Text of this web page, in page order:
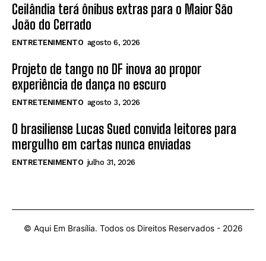
Ceilândia terá ônibus extras para o Maior São
João do Cerrado
ENTRETENIMENTO agosto 6, 2026
Projeto de tango no DF inova ao propor
experiência de dança no escuro
ENTRETENIMENTO agosto 3, 2026
O brasiliense Lucas Sued convida leitores para
mergulho em cartas nunca enviadas
ENTRETENIMENTO julho 31, 2026
© Aqui Em Brasília. Todos os Direitos Reservados - 2026